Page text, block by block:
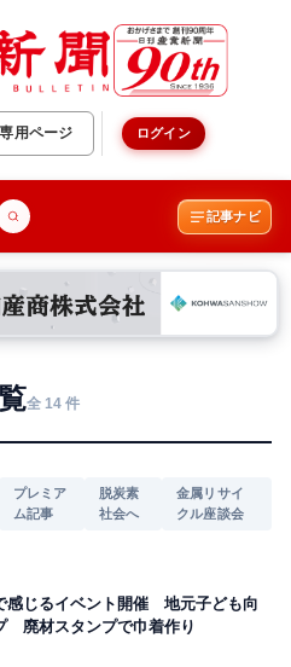
用ページ ログイン
記事ナビ
全 14 件
プレミア
ム記事
脱炭素
社会へ
金属リサイ
クル座談会
感じるイベント開催 地元子ども向
廃材スタンプで巾着作り